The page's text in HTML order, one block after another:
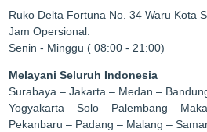
Ruko Delta Fortuna No. 34 Waru Kota
Jam Opersional:
Senin - Minggu ( 08:00 - 21:00)
Melayani Seluruh Indonesia
Surabaya – Jakarta – Medan –
Yogyakarta – Solo – Palembang –
Pekanbaru – Padang – Malang –